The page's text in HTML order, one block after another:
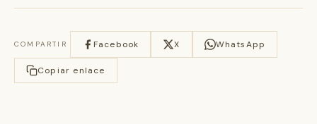
COMPARTIR Facebook X WhatsApp
Copiar enlace